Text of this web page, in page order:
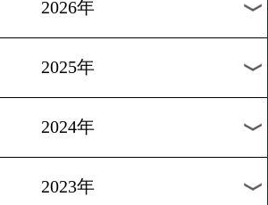
海が1回戦突破!
[東京五輪]2021.7.24
ンが初戦突破!
[東京五輪]2021.7.18
いよいよオリンピック選手